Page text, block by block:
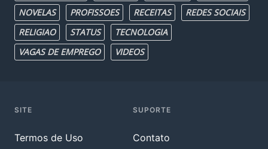
NOVELAS
PROFISSOES RECEITAS
REDES SOCIAIS
RELIGIAO
STATUS
TECNOLOGIA
VAGAS DE EMPREGO
VIDEOS
SITE
Termos de Uso
SUPORTE
Contato